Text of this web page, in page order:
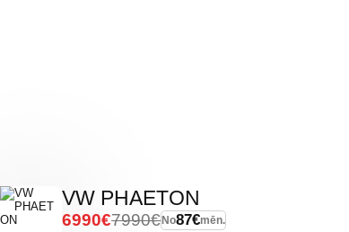
VW PHAETON
No87€mēn.
7990€
6990€